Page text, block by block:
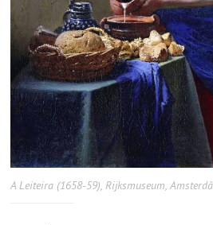
A Leiteira (1658-59), Rijksmuseum, Amsterdã